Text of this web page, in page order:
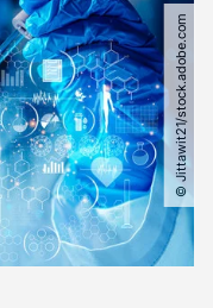
© Jittawit21​/​stock.adobe.com